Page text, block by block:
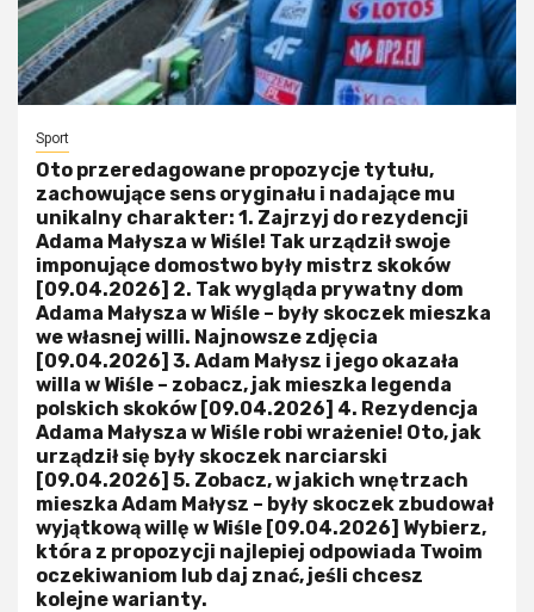
Sport
Oto przeredagowane propozycje tytułu,
zachowujące sens oryginału i nadające mu
unikalny charakter: 1. Zajrzyj do rezydencji
Adama Małysza w Wiśle! Tak urządził swoje
imponujące domostwo były mistrz skoków
[09.04.2026] 2. Tak wygląda prywatny dom
Adama Małysza w Wiśle – były skoczek mieszka
we własnej willi. Najnowsze zdjęcia
[09.04.2026] 3. Adam Małysz i jego okazała
willa w Wiśle – zobacz, jak mieszka legenda
polskich skoków [09.04.2026] 4. Rezydencja
Adama Małysza w Wiśle robi wrażenie! Oto, jak
urządził się były skoczek narciarski
[09.04.2026] 5. Zobacz, w jakich wnętrzach
mieszka Adam Małysz – były skoczek zbudował
wyjątkową willę w Wiśle [09.04.2026] Wybierz,
która z propozycji najlepiej odpowiada Twoim
oczekiwaniom lub daj znać, jeśli chcesz
kolejne warianty.